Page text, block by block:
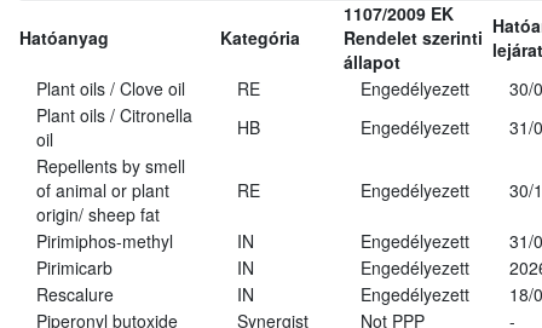
Hatóanyag Kategória
1107/2009 EK
Rendelet szerinti
állapot
Plant oils / Clove oil
RE Engedélyezett
30/
Plant oils / Citronella
oil
HB Engedélyezett
31/
Repellents by smell
of animal or plant
origin/ sheep fat
RE Engedélyezett 30/
Pirimiphos-methyl IN Engedélyezett
31/
Pirimicarb
IN Engedélyezett
Rescalure
IN Engedélyezett
18/
Piperonyl butoxide
Synergist Not PPP
-